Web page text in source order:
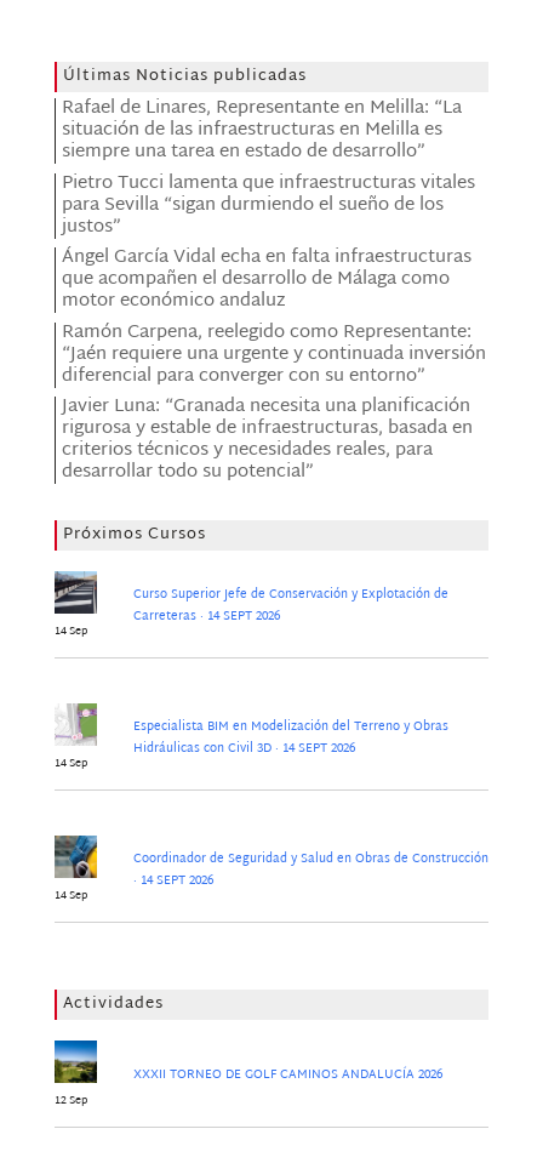
Últimas Noticias publicadas
Rafael de Linares, Representante en Melilla: “La
situación de las infraestructuras en Melilla es
siempre una tarea en estado de desarrollo”
Pietro Tucci lamenta que infraestructuras vitales
para Sevilla “sigan durmiendo el sueño de los
justos”
Ángel García Vidal echa en falta infraestructuras
que acompañen el desarrollo de Málaga como
motor económico andaluz
Ramón Carpena, reelegido como Representante:
“Jaén requiere una urgente y continuada inversión
diferencial para converger con su entorno”
Javier Luna: “Granada necesita una planificación
rigurosa y estable de infraestructuras, basada en
criterios técnicos y necesidades reales, para
desarrollar todo su potencial”
Próximos Cursos
14 Sep
Curso Superior Jefe de Conservación y Explotación de
Carreteras · 14 SEPT 2026
14 Sep
Especialista BIM en Modelización del Terreno y Obras
Hidráulicas con Civil 3D · 14 SEPT 2026
14 Sep
Coordinador de Seguridad y Salud en Obras de Construcción
· 14 SEPT 2026
Actividades
12 Sep
XXXII TORNEO DE GOLF CAMINOS ANDALUCÍA 2026